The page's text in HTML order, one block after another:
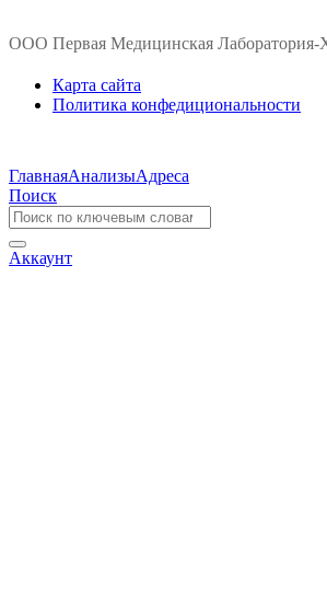
ООО Первая Медицинская Лаборатория-
Карта сайта
Политика конфедициональности
ГлавнаяАнализыАдреса
Поиск
Аккаунт